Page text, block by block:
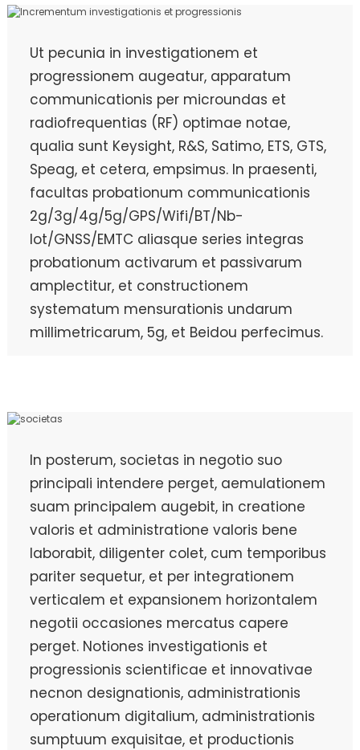
Ut pecunia in investigationem et
progressionem augeatur, apparatum
communicationis per microundas et
radiofrequentias (RF) optimae notae,
qualia sunt Keysight, R&S, Satimo, ETS, GTS,
Speag, et cetera, empsimus. In praesenti,
facultas probationum communicationis
2g/3g/4g/5g/GPS/Wifi/BT/Nb-
Iot/GNSS/EMTC aliasque series integras
probationum activarum et passivarum
amplectitur, et constructionem
systematum mensurationis undarum
millimetricarum, 5g, et Beidou perfecimus.
In posterum, societas in negotio suo
principali intendere perget, aemulationem
suam principalem augebit, in creatione
valoris et administratione valoris bene
laborabit, diligenter colet, cum temporibus
pariter sequetur, et per integrationem
verticalem et expansionem horizontalem
negotii occasiones mercatus capere
perget. Notiones investigationis et
progressionis scientificae et innovativae
necnon designationis, administrationis
operationum digitalium, administrationis
sumptuum exquisitae, et productionis